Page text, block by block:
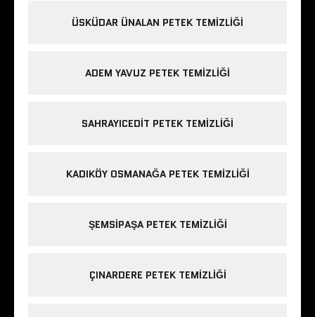
ÜSKÜDAR ÜNALAN PETEK TEMIZLIĞI
ADEM YAVUZ PETEK TEMIZLIĞI
SAHRAYICEDIT PETEK TEMIZLIĞI
KADIKÖY OSMANAĞA PETEK TEMIZLIĞI
ŞEMSIPAŞA PETEK TEMIZLIĞI
ÇINARDERE PETEK TEMIZLIĞI